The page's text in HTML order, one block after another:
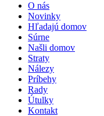
O nás
Novinky
Hľadajú domov
Súrne
Našli domov
Straty
Nálezy
Príbehy
Rady
Útulky
Kontakt